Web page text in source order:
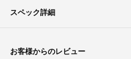
ー。
袖はフレンチスリーブで気になる肩周りをカ
スペック詳細
お客様からのレビュー